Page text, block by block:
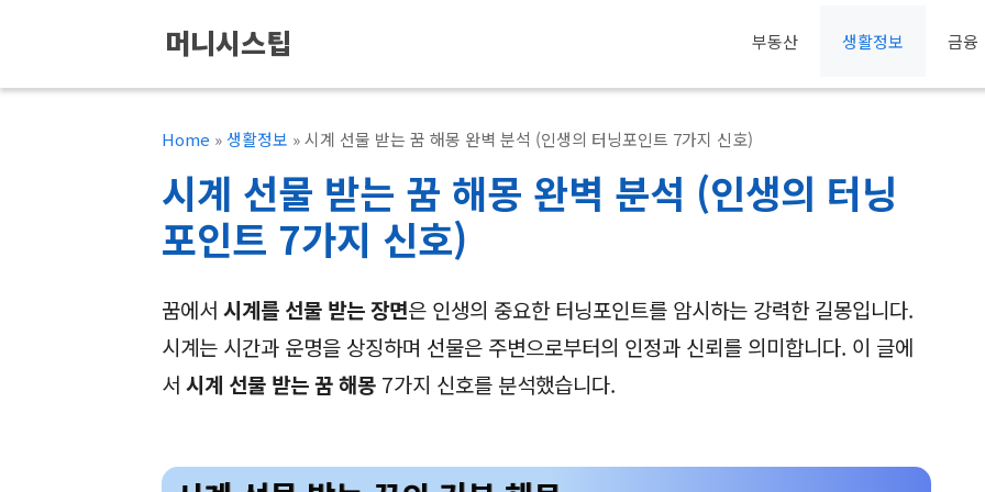
츠
머니시스팁 부동산 생활정보 금융
Home »생활정보 »시계 선물 받는 꿈 해몽 완벽 분석 (인생의 터닝포인트 7가지 신호)
시계 선물 받는 꿈 해몽 완벽 분석 (인생의 터닝
포인트 7가지 신호)
꿈에서 시계를 선물 받는 장면은 인생의 중요한 터닝포인트를 암시하는 강력한 길몽입니다.
시계는 시간과 운명을 상징하며 선물은 주변으로부터의 인정과 신뢰를 의미합니다. 이 글에
서 시계 선물 받는 꿈 해몽 7가지 신호를 분석했습니다.